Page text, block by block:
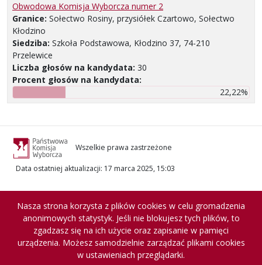
Obwodowa Komisja Wyborcza numer 2
Granice: Sołectwo Rosiny, przysiółek Czartowo, Sołectwo
Kłodzino
Siedziba: Szkoła Podstawowa, Kłodzino 37, 74-210
Przelewice
Liczba głosów na kandydata: 30
Procent głosów na kandydata:
22,22%
Wszelkie prawa zastrzeżone
Data ostatniej aktualizacji: 17 marca 2025, 15:03
Nasza strona korzysta z plików cookies w celu gromadzenia
anonimowych statystyk. Jeśli nie blokujesz tych plików, to
zgadzasz się na ich użycie oraz zapisanie w pamięci
urządzenia. Możesz samodzielnie zarządzać plikami cookies
w ustawieniach przeglądarki.